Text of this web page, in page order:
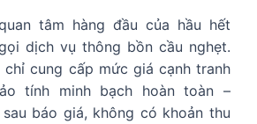
tâm hàng đầu của hầu hết
dịch vụ thông bồn cầu nghẹt.
chỉ cung cấp mức giá cạnh tranh
tính minh bạch hoàn toàn –
báo giá, không có khoản thu